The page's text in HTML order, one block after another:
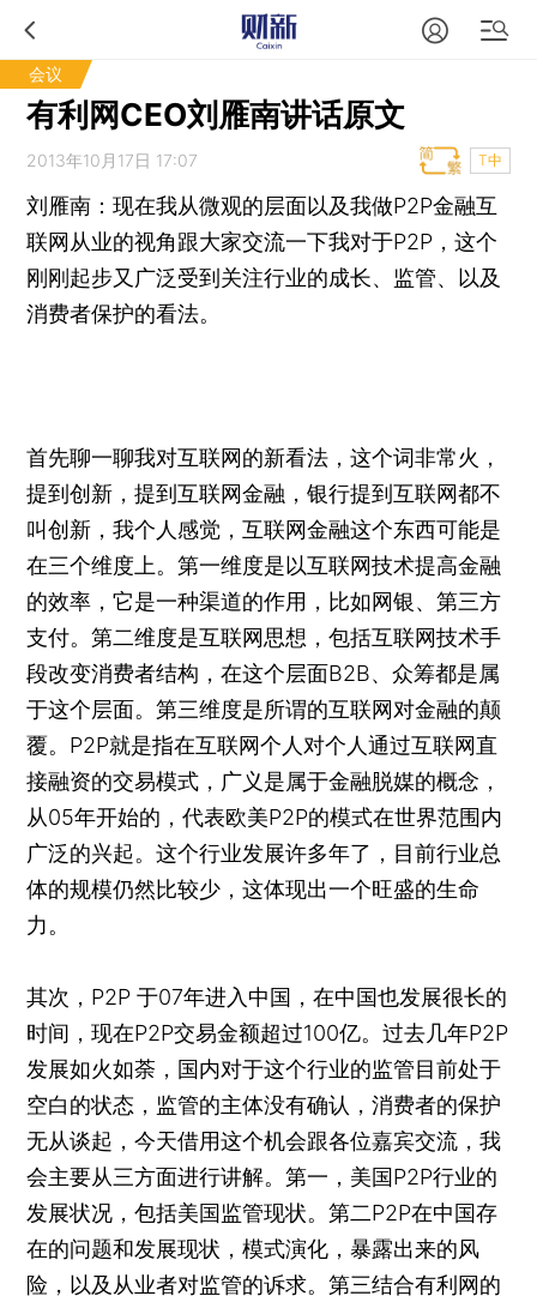
会议
有利网CEO刘雁南讲话原文
2013年10月17日 17:07 T中
刘雁南：现在我从微观的层面以及我做P2P金融互
联网从业的视角跟大家交流一下我对于P2P，这个
刚刚起步又广泛受到关注行业的成长、监管、以及
消费者保护的看法。
首先聊一聊我对互联网的新看法，这个词非常火，
提到创新，提到互联网金融，银行提到互联网都不
叫创新，我个人感觉，互联网金融这个东西可能是
在三个维度上。第一维度是以互联网技术提高金融
的效率，它是一种渠道的作用，比如网银、第三方
支付。第二维度是互联网思想，包括互联网技术手
段改变消费者结构，在这个层面B2B、众筹都是属
于这个层面。第三维度是所谓的互联网对金融的颠
覆。P2P就是指在互联网个人对个人通过互联网直
接融资的交易模式，广义是属于金融脱媒的概念，
从05年开始的，代表欧美P2P的模式在世界范围内
广泛的兴起。这个行业发展许多年了，目前行业总
体的规模仍然比较少，这体现出一个旺盛的生命
力。
其次，P2P 于07年进入中国，在中国也发展很长的
时间，现在P2P交易金额超过100亿。过去几年P2P
发展如火如荼，国内对于这个行业的监管目前处于
空白的状态，监管的主体没有确认，消费者的保护
无从谈起，今天借用这个机会跟各位嘉宾交流，我
会主要从三方面进行讲解。第一，美国P2P行业的
发展状况，包括美国监管现状。第二P2P在中国存
在的问题和发展现状，模式演化，暴露出来的风
险，以及从业者对监管的诉求。第三结合有利网的